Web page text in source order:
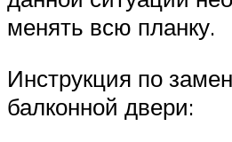
менять всю планку.
Инструкция по
балконной двери: